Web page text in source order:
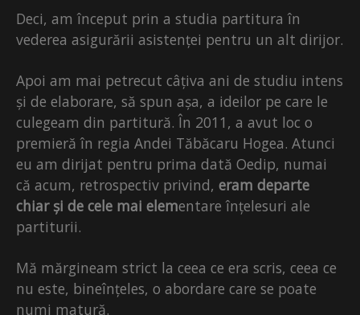
Deci, am început prin a studia partitura în
vederea asigurării asistenței pentru un alt dirijor.
Apoi am mai petrecut câțiva ani de studiu intens
și de elaborare, să spun așa, a ideilor pe care le
culegeam din partitură. În 2011, a avut loc o
premieră în regia Andei Tăbăcaru Hogea. Atunci
eu am dirijat pentru prima dată Oedip, numai
că acum, retrospectiv privind, eram departe
chiar și de cele mai elementare înțelesuri ale
partiturii.
Mă mărgineam strict la ceea ce era scris, ceea ce
nu este, bineînțeles, o abordare care se poate
numi matură.